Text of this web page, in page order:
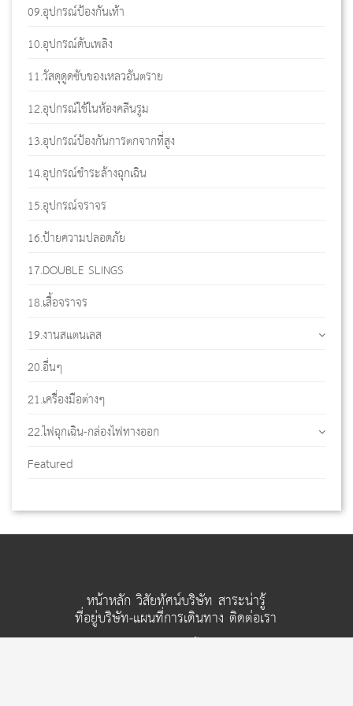
09.อุปกรณ์ป้องกันเท้า
10.อุปกรณ์ดับเพลิง
11.วัสดุดูดซับของเหลวอันตราย
12.อุปกรณ์ใช้ในห้องคลีนรูม
13.อุปกรณ์ป้องกันการตกจากที่สูง
14.อุปกรณ์ชำระล้างฉุกเฉิน
15.อุปกรณ์จราจร
16.ป้ายความปลอดภัย
17.DOUBLE SLINGS
18.เสื้อจราจร
19.งานสแตนเลส
20.อื่นๆ
21.เครื่องมือต่างๆ
22.ไฟฉุกเฉิน-กล่องไฟทางออก
Featured
หน้าหลัก วิสัยทัศน์บริษัท สาระน่ารู้
ที่อยู่บริษัท-แผนที่การเดินทาง ติดต่อเรา